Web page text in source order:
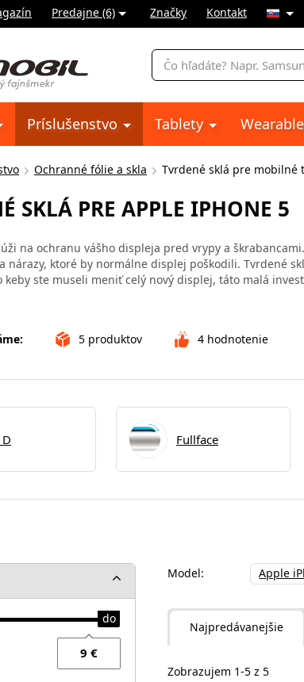
Predajne (6) Značky Kontakt
Vyhľadávanie
Príslušenstvo Tablety
Ochranné fólie a skla Tvrdené sklá pre mobilné
SKLÁ PRE APPLE IPHONE 5
na ochranu vášho displeja pred vrypy a
nárazy, ktoré by normálne displej poškodili. Tvrdené
keby ste museli meniť celý nový displej, táto malá
5 produktov 4 hodnotenie
Fullface
Model: Apple
Najpredávanejšie
Zobrazujem 1-5 z 5